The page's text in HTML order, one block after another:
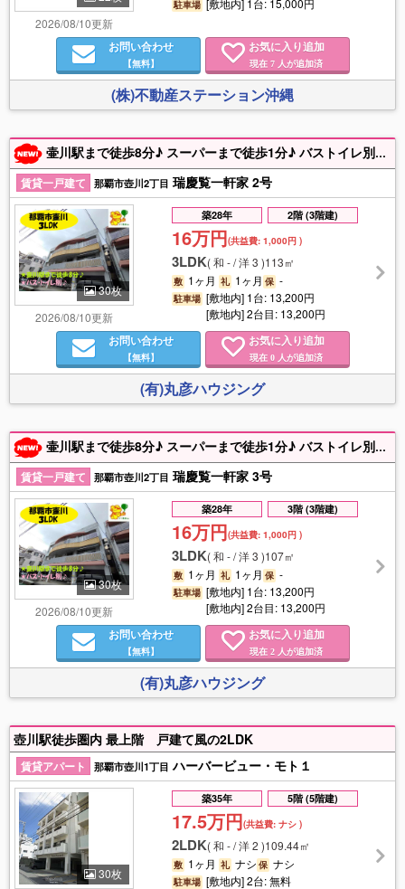
2026/08/10更新
駐車場
お問い合わせ
【無料】
お気に入り追加
現在 7 人が追加済
(株)不動産ステーション沖縄
壷川駅まで徒歩8分♪ スーパーまで徒歩1分♪ バストイレ別♪ 駐車場複数可能♪ お気軽にお問い合わせ下さい。※民泊不可
賃貸一戸建て 那覇市壺川2丁目 瑞慶覧一軒家 2号
30枚
2026/08/10更新
築28年 2階 (3階建)
16万円(共益費:1,000円 )
3LDK(和 - / 洋 3 )113㎡
敷 1ヶ月 礼 1ヶ月保 -
駐車場 [敷地内] 1台: 13,200円
[敷地内] 2台目: 13,200円
お問い合わせ
【無料】
お気に入り追加
現在 0 人が追加済
(有)丸彦ハウジング
壷川駅まで徒歩8分♪ スーパーまで徒歩1分♪ バストイレ別♪ 駐車場複数可能♪ お気軽にお問い合わせ下さい。※民泊不可
賃貸一戸建て 那覇市壺川2丁目 瑞慶覧一軒家 3号
30枚
2026/08/10更新
築28年 3階 (3階建)
16万円(共益費:1,000円 )
3LDK(和 - / 洋 3 )107㎡
敷 1ヶ月 礼 1ヶ月保 -
駐車場 [敷地内] 1台: 13,200円
[敷地内] 2台目: 13,200円
お問い合わせ
【無料】
お気に入り追加
現在 2 人が追加済
(有)丸彦ハウジング
壺川駅徒歩圏内 最上階 戸建て風の2LDK
賃貸アパート 那覇市壺川1丁目 ハーバービュー・モト１
30枚
築35年 5階 (5階建)
17.5万円(共益費:ナシ )
2LDK(和 - / 洋 2 )109.44㎡
敷 1ヶ月 礼 ナシ保 ナシ
駐車場 [敷地内] 2台: 無料